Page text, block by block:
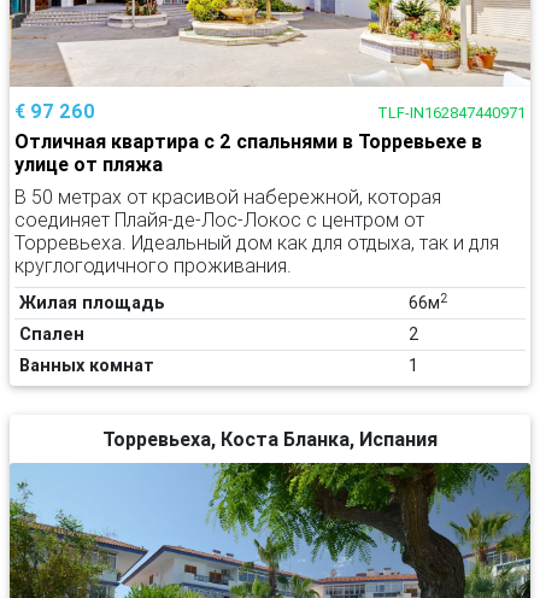
€ 97 260 TLF-IN162847440971
Отличная квартира с 2 спальнями в Торревьехе в
улице от пляжа
В 50 метрах от красивой набережной, которая
соединяет Плайя-де-Лос-Локос с центром от
Торревьеха. Идеальный дом как для отдыха, так и для
круглогодичного проживания.
Жилая площадь 66м2
Спален
2
Ванных комнат
1
Торревьеха, Коста Бланка, Испания